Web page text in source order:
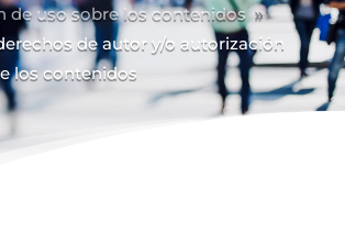
de uso sobre los contenidos 9
de autor y/o autorización
los contenidos